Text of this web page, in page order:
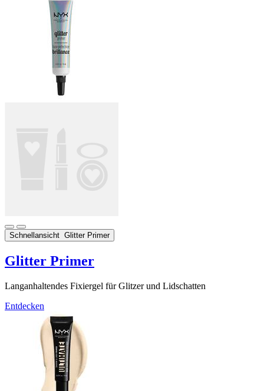
Schnellansicht Glitter Primer
Glitter Primer
Langanhaltendes Fixiergel für Glitzer und Lidschatten
Entdecken